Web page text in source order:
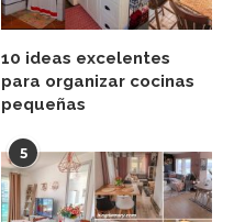
10 ideas excelentes
para organizar cocinas
pequeñas
5